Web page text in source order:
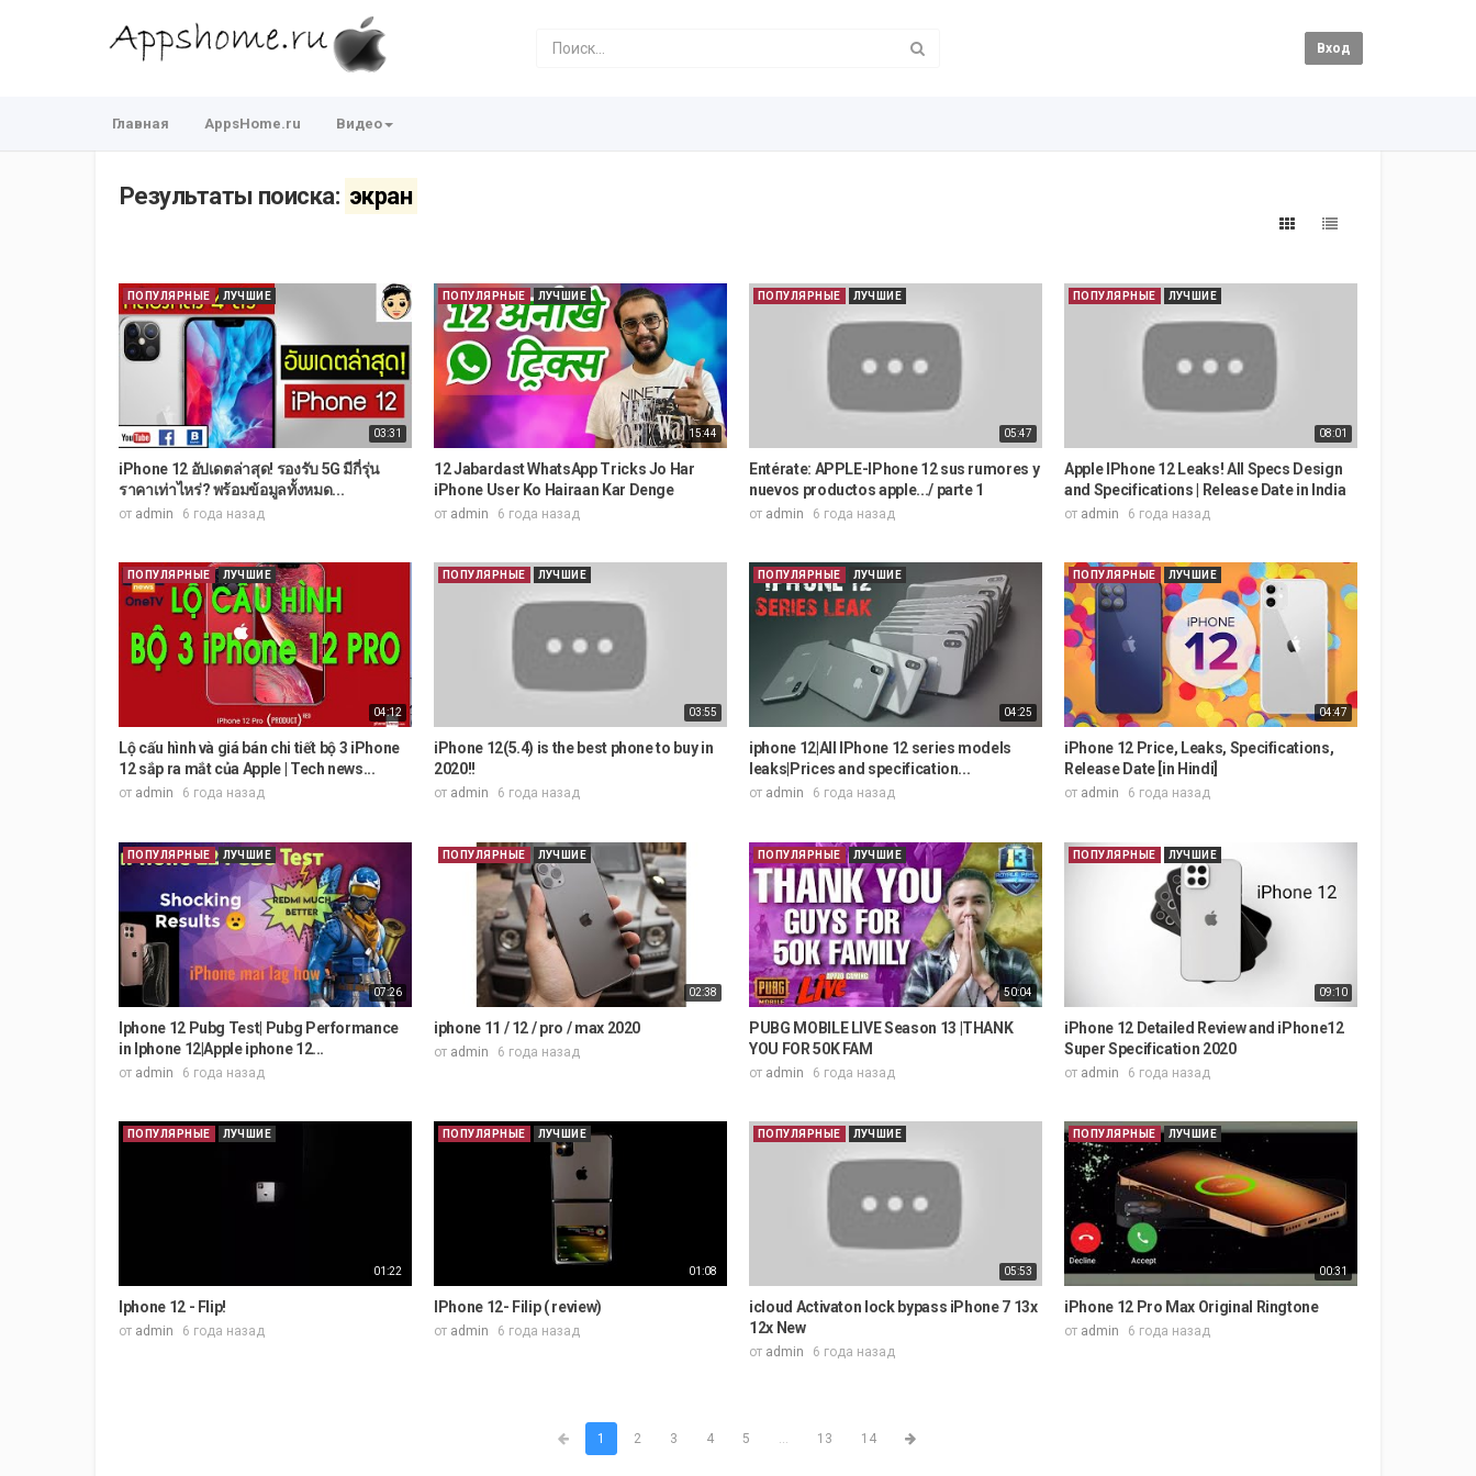
Вход
Главная AppsHome.ru Видео
Результаты поиска: экран
03:31
ПОПУЛЯРНЫЕ ЛУЧШИЕ
iPhone 12 อัปเดตล่าสุด! รองรับ 5G มีกี่รุ่น
ราคาเท่าไหร่? พร้อมข้อมูลทั้งหมด...
от admin 6 года назад
15:44
ПОПУЛЯРНЫЕ ЛУЧШИЕ
12 Jabardast WhatsApp Tricks Jo Har
iPhone User Ko Hairaan Kar Denge
от admin 6 года назад
05:47
ПОПУЛЯРНЫЕ ЛУЧШИЕ
Entérate: APPLE-IPhone 12 sus rumores y
nuevos productos apple.../ parte 1
от admin 6 года назад
08:01
ПОПУЛЯРНЫЕ ЛУЧШИЕ
Apple IPhone 12 Leaks! All Specs Design
and Specifications | Release Date in India
от admin 6 года назад
04:12
ПОПУЛЯРНЫЕ ЛУЧШИЕ
Lộ cấu hình và giá bán chi tiết bộ 3 iPhone
12 sắp ra mắt của Apple | Tech news...
от admin 6 года назад
03:55
ПОПУЛЯРНЫЕ ЛУЧШИЕ
iPhone 12(5.4) is the best phone to buy in
2020!!
от admin 6 года назад
04:25
ПОПУЛЯРНЫЕ ЛУЧШИЕ
iphone 12|All IPhone 12 series models
leaks|Prices and specification...
от admin 6 года назад
04:47
ПОПУЛЯРНЫЕ ЛУЧШИЕ
iPhone 12 Price, Leaks, Specifications,
Release Date [in Hindi]
от admin 6 года назад
07:26
ПОПУЛЯРНЫЕ ЛУЧШИЕ
Iphone 12 Pubg Test| Pubg Performance
in Iphone 12|Apple iphone 12...
от admin 6 года назад
02:38
ПОПУЛЯРНЫЕ ЛУЧШИЕ
iphone 11 / 12 / pro / max 2020
от admin 6 года назад
50:04
ПОПУЛЯРНЫЕ ЛУЧШИЕ
PUBG MOBILE LIVE Season 13 |THANK
YOU FOR 50K FAM
от admin 6 года назад
09:10
ПОПУЛЯРНЫЕ ЛУЧШИЕ
iPhone 12 Detailed Review and iPhone12
Super Specification 2020
от admin 6 года назад
01:22
ПОПУЛЯРНЫЕ ЛУЧШИЕ
Iphone 12 - Flip!
от admin 6 года назад
01:08
ПОПУЛЯРНЫЕ ЛУЧШИЕ
IPhone 12- Filip ( review)
от admin 6 года назад
05:53
ПОПУЛЯРНЫЕ ЛУЧШИЕ
icloud Activaton lock bypass iPhone 7 13x
12x New
от admin 6 года назад
00:31
ПОПУЛЯРНЫЕ ЛУЧШИЕ
iPhone 12 Pro Max Original Ringtone
от admin 6 года назад
1 2 3 4 5 ... 13 14